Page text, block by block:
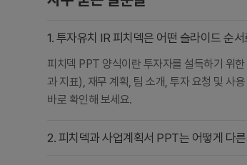
1. 투자유치 IR 피치덱은 어떤 슬라이드 순
피치덱 PPT 양식이란 투자자를 설득하기 위
과 지표), 재무 계획, 팀 소개, 투자 요청 및 사
바로 확인해 보세요.
2. 피치덱과 사업계획서 PPT는 어떻게 다